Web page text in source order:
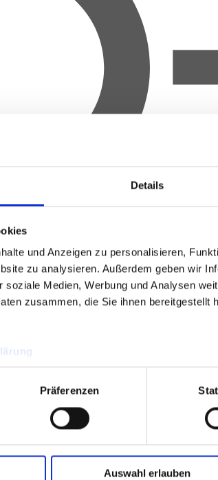
Details
und Anzeigen zu personalisieren,
zu analysieren. Außerdem geben wir
soziale Medien, Werbung und Analysen
zusammen, die Sie ihnen bereitgestellt
Präferenzen
Auswahl erlauben